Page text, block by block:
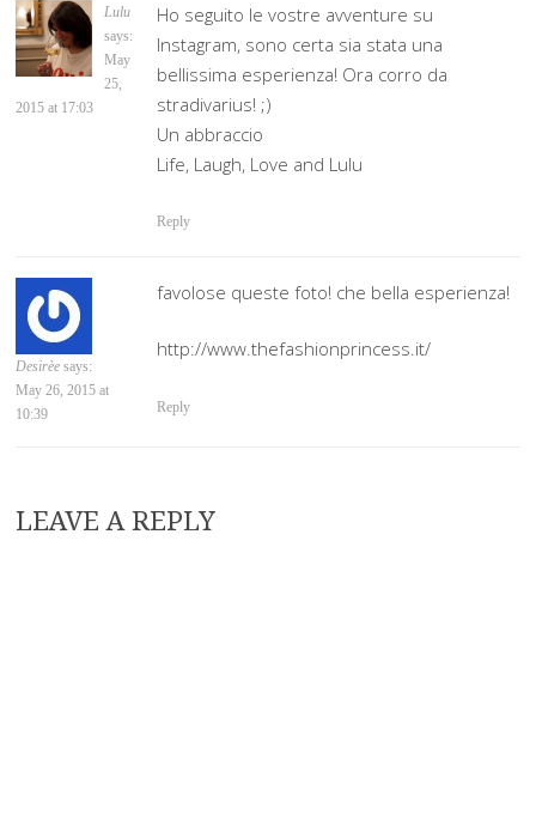
Lulu
says:
May
25,
2015 at 17:03
Ho seguito le vostre avventure su
Instagram, sono certa sia stata una
bellissima esperienza! Ora corro da
stradivarius! ;)
Un abbraccio
Life, Laugh, Love and Lulu
Reply
Desirèe says:
May 26, 2015 at
10:39
favolose queste foto! che bella esperienza!
http://www.thefashionprincess.it/
Reply
LEAVE A REPLY